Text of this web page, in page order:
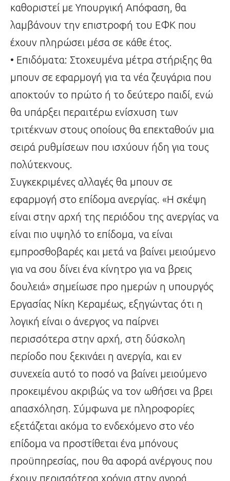
καθοριστεί με Υπουργική Απόφαση, θα
λαμβάνουν την επιστροφή του ΕΦΚ που
έχουν πληρώσει μέσα σε κάθε έτος.
• Επιδόματα: Στοχευμένα μέτρα στήριξης θα
μπουν σε εφαρμογή για τα νέα ζευγάρια που
αποκτούν το πρώτο ή το δεύτερο παιδί, ενώ
θα υπάρξει περαιτέρω ενίσχυση των
τριτέκνων στους οποίους θα επεκταθούν μια
σειρά ρυθμίσεων που ισχύουν ήδη για τους
πολύτεκνους.
Συγκεκριμένες αλλαγές θα μπουν σε
εφαρμογή στο επίδομα ανεργίας. «Η σκέψη
είναι στην αρχή της περιόδου της ανεργίας να
είναι πιο υψηλό το επίδομα, να είναι
εμπροσθοβαρές και μετά να βαίνει μειούμενο
για να σου δίνει ένα κίνητρο για να βρεις
δουλειά» σημείωσε προ ημερών η υπουργός
Εργασίας Νίκη Κεραμέως, εξηγώντας ότι η
λογική είναι ο άνεργος να παίρνει
περισσότερα στην αρχή, στη δύσκολη
περίοδο που ξεκινάει η ανεργία, και εν
συνεχεία αυτό το ποσό να βαίνει μειούμενο
προκειμένου ακριβώς να τον ωθήσει να βρει
απασχόληση. Σύμφωνα με πληροφορίες
εξετάζεται ακόμα το ενδεχόμενο στο νέο
επίδομα να προστίθεται ένα μπόνους
προϋπηρεσίας, που θα αφορά ανέργους που
έχουν περισσότερα χρόνια στην αγορά